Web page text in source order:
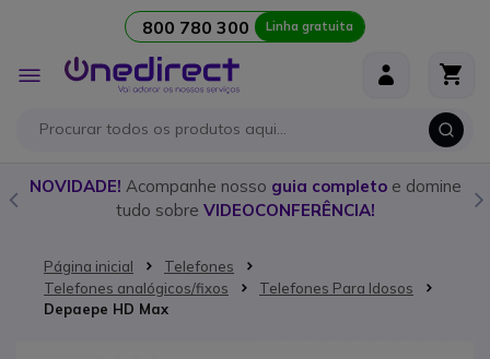
800 780 300 Linha gratuita
Alternar
Nav
NOVIDADE! Acompanhe nosso guia completoe domine
tudo sobre VIDEOCONFERÊNCIA!
Página inicial
Telefones
Telefones analógicos/fixos
Telefones Para Idosos
Depaepe HD Max